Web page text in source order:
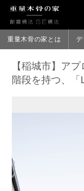
重量木骨の家とは
【稲城市】ア
階段を持つ、